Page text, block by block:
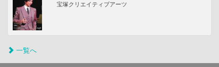
宝塚クリエイティブアーツ
一覧へ